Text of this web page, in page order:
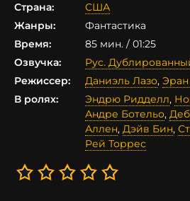
Страна:
США
Жанры:
Фантастика
Время:
85 мин. / 01:25
Озвучка:
Рус.
Режиссер:
Даниэль Лазо,
В ролях:
Эндрю Ридделл,
Андре Ботельо,
Аллен, Дэйв Бин,
Рей Торрес